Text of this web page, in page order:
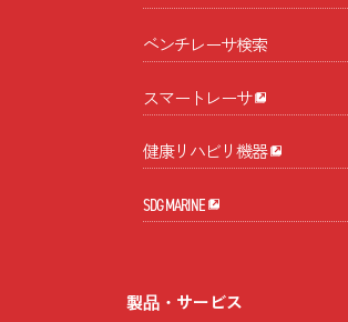
ベンチレーサ検索
スマートレーサ
健康リハビリ機器
SDG MARINE
製品・サービス